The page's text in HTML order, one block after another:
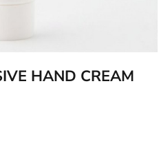
HAND CREAM